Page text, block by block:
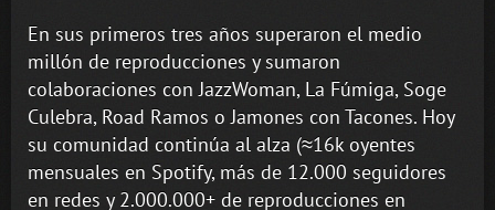
En sus primeros tres años superaron el medio
millón de reproducciones y sumaron
colaboraciones con JazzWoman, La Fúmiga, Soge
Culebra, Road Ramos o Jamones con Tacones. Hoy
su comunidad continúa al alza (≈16k oyentes
mensuales en Spotify, más de 12.000 seguidores
en redes y 2.000.000+ de reproducciones en